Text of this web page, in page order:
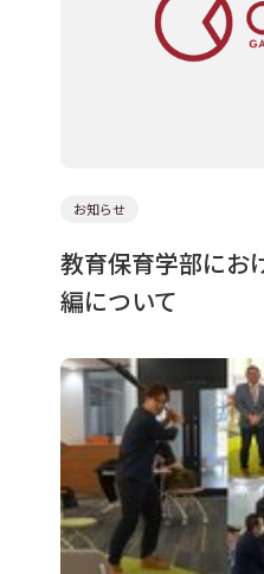
お知らせ
教育保育学部にお
編について